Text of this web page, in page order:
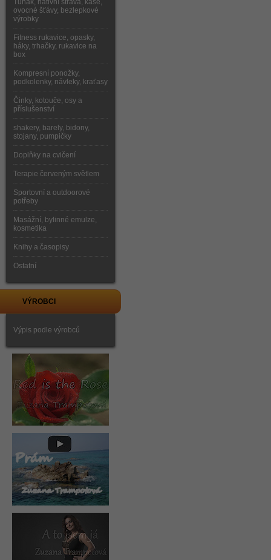
Tuňák, nativní strava, kaše,
ovocné šťávy, bezlepkové
výrobky
Fitness rukavice, opasky,
háky, trhačky, rukavice na
box
Kompresní ponožky,
podkolenky, návleky, kraťasy
Činky, kotouče, osy a
příslušenství
shakery, barely, bidony,
stojany, pumpičky
Doplňky na cvičení
Terapie červeným světlem
Sportovní a outdoorové
potřeby
Masážní, bylinné emulze,
kosmetika
Knihy a časopisy
Ostatní
VÝROBCI
Výpis podle výrobců